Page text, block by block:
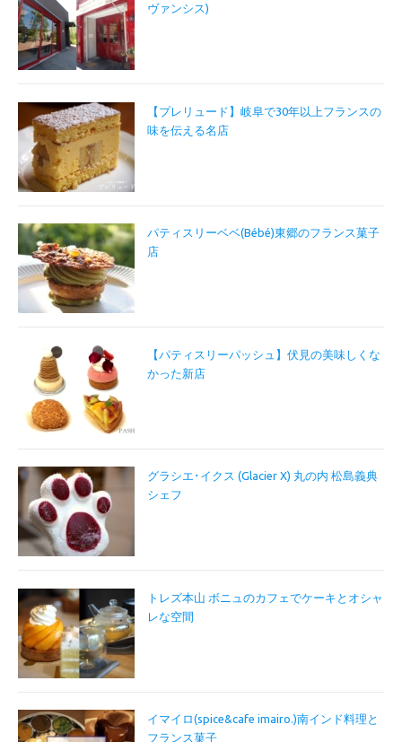
ヴァンシス)
【プレリュード】岐阜で30年以上フランスの
味を伝える名店
パティスリーベベ(Bébé)東郷のフランス菓子
店
【パティスリーパッシュ】伏見の美味しくな
かった新店
グラシエ･イクス (Glacier X) 丸の内 松島義典
シェフ
トレズ本山 ボニュのカフェでケーキとオシャ
レな空間
イマイロ(spice&cafe imairo.)南インド料理と
フランス菓子